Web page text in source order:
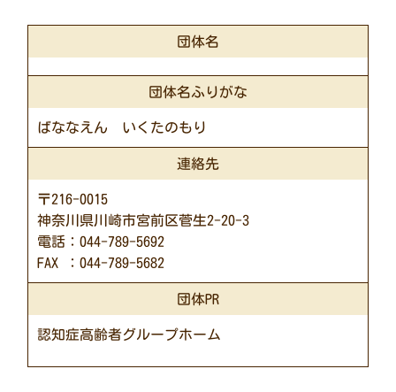
団体名
団体名ふりがな
ばななえん いくたのもり
連絡先
〒216-0015
神奈川県川崎市宮前区菅生2-20-3
電話：044-789-5692
FAX ：044-789-5682
団体PR
認知症高齢者グループホーム